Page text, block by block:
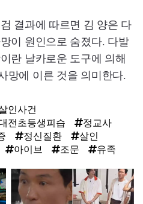
결과에 따르면 김 양은 다
이 원인으로 숨졌다. 다발
란 날카로운 도구에 의해
망에 이른 것을 의미한다.
인사건
전초등생피습
정교사
정신질환
살인
아이브 조문 유족